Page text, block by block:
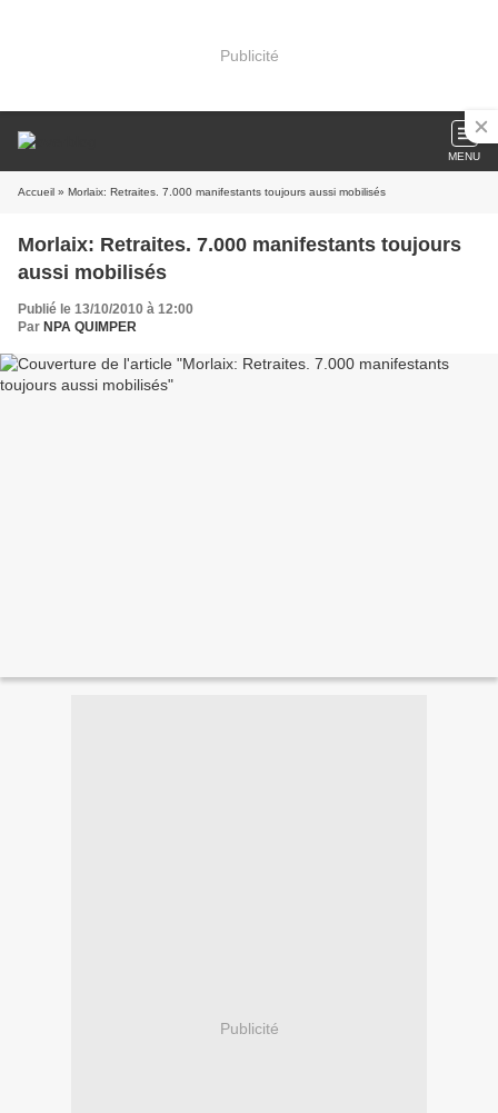
Publicité
MENU
Accueil » Morlaix: Retraites. 7.000 manifestants toujours aussi mobilisés
Morlaix: Retraites. 7.000 manifestants toujours
aussi mobilisés
Publié le 13/10/2010 à 12:00
Par NPA QUIMPER
Publicité